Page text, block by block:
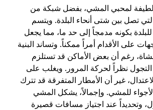
لطيفة لمحبي المشي، بفضل شبكة من
تصل بين شتى أنحاء البلدة. ويتسم
بكونه مدمجاً إلى حد ما، مما يجعل
على الأقدام أمراً ممكناً. وتساند البنية
رغم أن بعض الأماكن قد تستلزم
التجول نظراً لحركة المرور. ويغلب على
غير أن الأمطار المتفرقة قد تترك
للمشي. وإجمالاً، يشكل المشي
وتحديداً عند اجتياز مسافات قصيرة